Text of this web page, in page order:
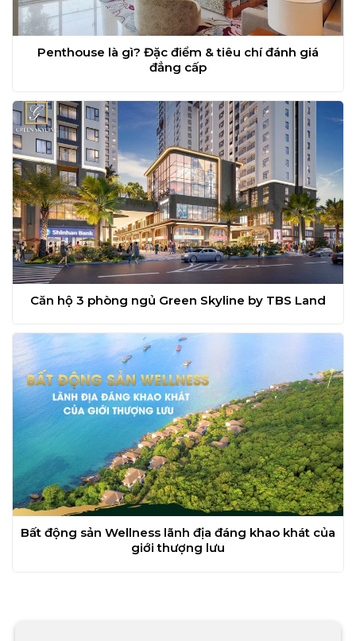
Penthouse là gì? Đặc điểm & tiêu chí đánh giá
đẳng cấp
Căn hộ 3 phòng ngủ Green Skyline by TBS Land
Bất động sản Wellness lãnh địa đáng khao khát của
giới thượng lưu